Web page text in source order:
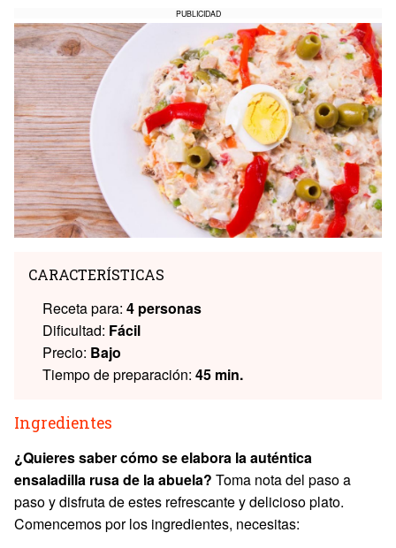
PUBLICIDAD
CARACTERÍSTICAS
Receta para: 4 personas
Dificultad: Fácil
Precio: Bajo
Tiempo de preparación: 45 min.
Ingredientes
¿Quieres saber cómo se elabora la auténtica
ensaladilla rusa de la abuela? Toma nota del paso a
paso y disfruta de estes refrescante y delicioso plato.
Comencemos por los ingredientes, necesitas: